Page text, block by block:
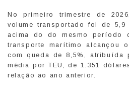
No primeiro trimestre de
volume transportado foi de 5,9
acima do do mesmo período
transporte marítimo alcançou
com queda de 8,5%, atribuída
média por TEU, de 1.351
relação ao ano anterior.